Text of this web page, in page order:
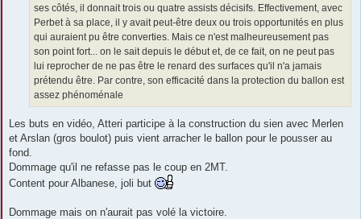
ses côtés, il donnait trois ou quatre assists décisifs. Effectivement, avec
Perbet à sa place, il y avait peut-être deux ou trois opportunités en plus
qui auraient pu être converties. Mais ce n'est malheureusement pas
son point fort... on le sait depuis le début et, de ce fait, on ne peut pas
lui reprocher de ne pas être le renard des surfaces qu'il n'a jamais
prétendu être. Par contre, son efficacité dans la protection du ballon est
assez phénoménale
Les buts en vidéo, Atteri participe à la construction du sien avec Merlen
et Arslan (gros boulot) puis vient arracher le ballon pour le pousser au
fond.
Dommage qu'il ne refasse pas le coup en 2MT.
Content pour Albanese, joli but
Dommage mais on n'aurait pas volé la victoire.